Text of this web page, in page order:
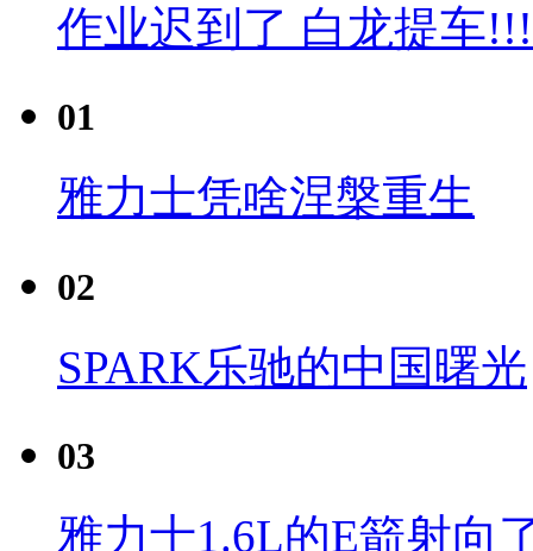
作业迟到了 白龙提车
01
雅力士凭啥涅槃重生
02
SPARK乐驰的中国曙光
03
雅力士1.6L的E箭射向